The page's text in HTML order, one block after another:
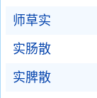
师草实
实肠散
实脾散